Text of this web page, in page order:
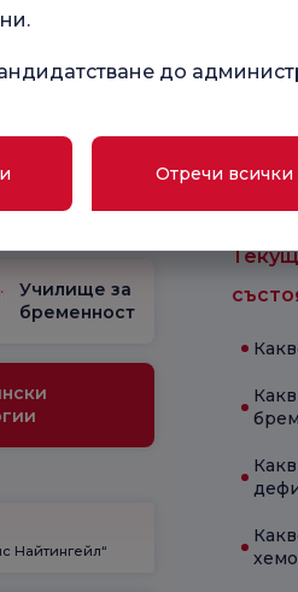
Училище за
бременност
Найтингейл“
до
Отречи всички